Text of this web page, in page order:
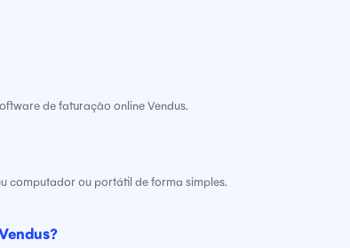
de faturação online Vendus.
computador ou portátil de forma simples.